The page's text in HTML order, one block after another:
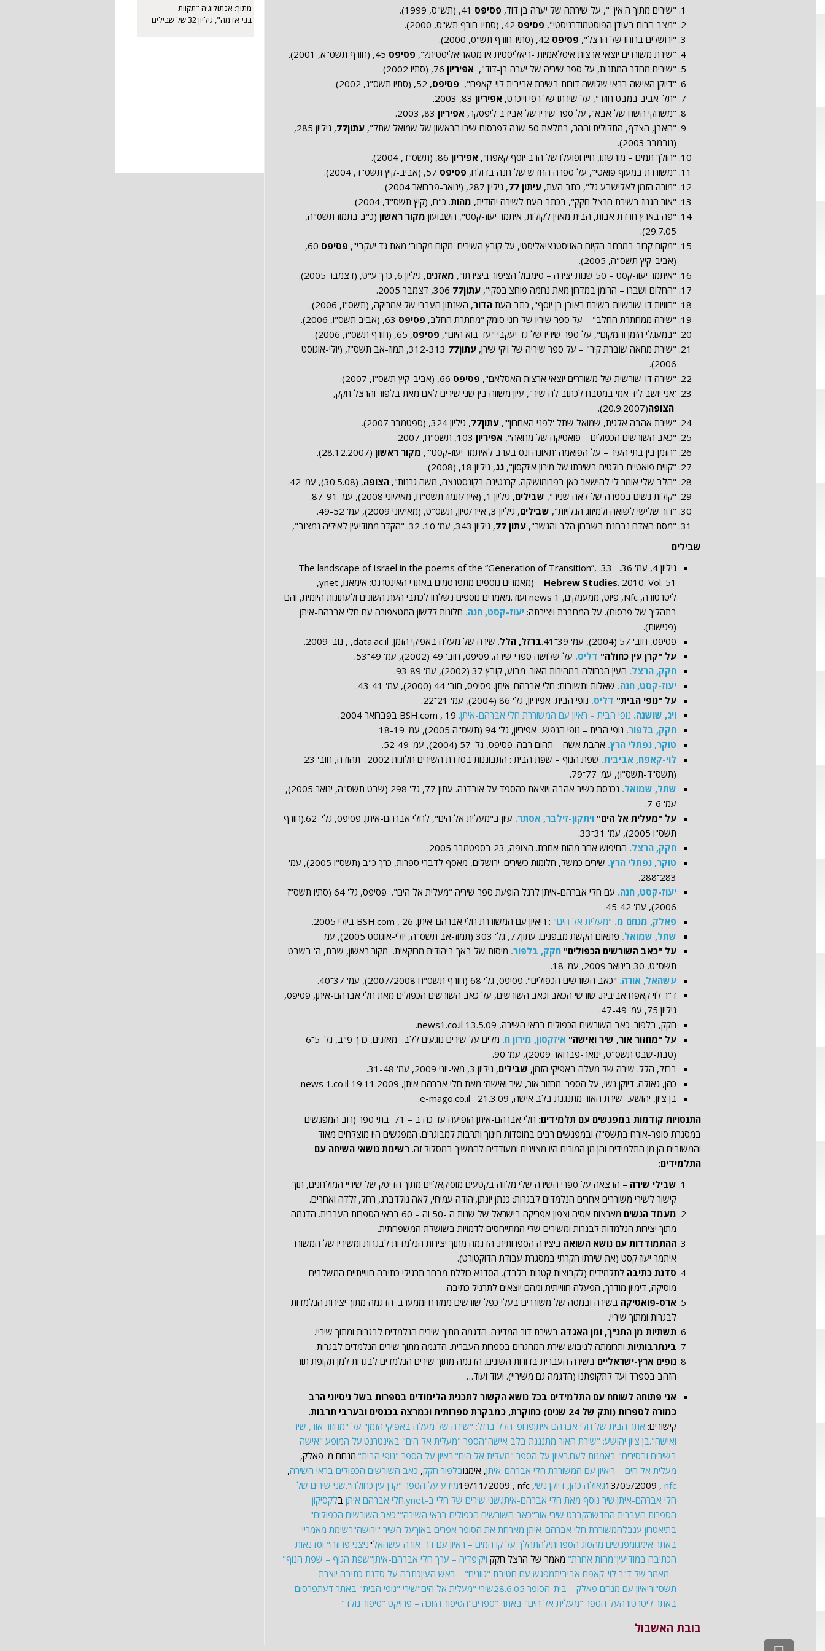
"שירים מתוך ה'אין' ", על שירתה של יערה בן דוד, פסיפס
"מצב הרוח בעידן הפוסטמודרניסטי", פסיפס
"ירושלים ברוחו של הרצל", פסיפס
"שירת משוררים יוצאי ארצות איסלאמיות -ריאליסטית או מטאריאליסטית?", פסיפס
"שירים מחדר המתנות, על ספר שיריה של יערה בן-דוד", אפיריון
"דיוקן האישה בראי שלושה דורות בשירת אביבית לוי-קאפח", פסיפס, 52, (סתיו תשס"ג, 2002).
"תל-אביב במבט חוזר", על שירתו של רפי וייכרט, אפיריון
"משחקי השח של אבא", על ספר שיריו של אבידב ליפסקר, אפיריון
"האבן, הצדף, התלולית וההר, במלאת 50 שנה לפרסום שירו הראשון של שמואל שתל",
עתון77
, גיליון 285,
(נובמבר 2003).
"הולך תמים – מורשתו, חייו ופועלו של הרב יוסף קאפח", אפיריון
"משוררת במעוף פואטי", על ספרה החדש של חנה בדולח, פסיפס
"מורה הזמן לאלישבע גל", כתב העת, עיתון 77
, גיליון 287, (ינואר-פברואר 2004).
"אור הגנוז בשירת הרצל חקק", בכתב העת לשירה יהודית, מהות. כ"ח, (קיץ תשס"ד, 2004).
"פה בארץ חרדת אבות, הבית מאזין לקולות, איתמר יעוז-קסט", השבועון מקור ראשון (כ"ב בתמוז תשס"ה,
29.7.05).
"מקום קרוב במרחב הקיום האזיסטנציאליסטי, על קובץ השירים 'מקום מקרוב' מאת גד יעקבי", פסיפס
60,
(אביב-קיץ תשס"ה, 2005).
"איתמר יעוז-קסט – 50 שנות יצירה – סימבול הציפור ביצירתו",
מאזנים, גיליון 6, כרך ע"ט, (דצמבר 2005).
"החלום ושברו – הרומן במדרון מאת נחמה פוחצ'בסקי", עתון77
"חוויות דו-שורשיות בשירת ראובן בן יוסף", כתב העת הדור, השנתון העברי של אמריקה, (תשס"ז, 2006).
"שירה ממחתרת החלב" – על ספר שיריו של רוני סומק "מחתרת החלב, פסיפס
"במעגלי הזמן והמקום", על ספר שיריו של גד יעקבי "עד בוא היום", פסיפס, 65, (חורף תשס"ז, 2006).
"שירת מחאה שוברת קיר" – על ספר שיריה של ויקי שירן, עתון77
312-313, תמוז-אב תשס"ז, (יולי-אוגוסט
2006).
"שירה דו-שורשית של משוררים יוצאי ארצות האסלאם", פסיפס
'אני יושב ליד אמי במטבח לכתוב לה שיר", עיון משווה בין שני שירים לאם מאת בלפור והרצל חקק,
הצופה(20.9.2007).
"שירת אהבה אלגית, שמואל שתל 'לפני האחרון'", עתון77
, גיליון 324, (ספטמבר 2007).
"כאב השורשים הכפולים – פואטיקה של מחאה", אפיריון
"הזמן בין בתי העיר – על הפואמה 'תאונה ונס בערב לאיתמר יעוז-קסט'", מקור ראשון (28.12.2007).
"קווים פואטיים בולטים בשירתו של מירון איזקסון", גג, גיליון 18, (2008).
"הלב שלי אומר לי להישאר כאן בפרומושיקה, קרנטינה בקונסטנצה, משה גרנות", הצופה, (30.5.08), עמ' 42.
"קולות נשים בספרה של לאה שניר", שבילים, גיליון 1, (אייר/תמוז תשס"ח, מאי/יוני 2008), עמ' 87-91.
"דור שלישי לשואה ולמיזוג הגלויות", שבילים, גיליון 3, אייר/סיון, תשס"ט, (מאי/יוני 2009), עמ' 49-52.
"מסת האדם נבחנת בשברון הלב והגשר", עתון 77
, גיליון 343, עמ' 10. 32. "הקדר ממודיעין לאיליה נמצוב",
שבילים
גיליון 4, עמ' 36. 33. The landscape of Israel in the poems of the “Generation of Transition”,
Hebrew Studies
. 2010. Vol. 51 (מאמרים נוספים מתפרסמים באתרי האינטרנט: אימאגו, ynet,
ליטרטורה, Nfc, פיוט, ממעמקים, news 1 ועוד.מאמרים נוספים נשלחו לכתבי העת השונים ולעתונות היומית, והם
בתהליך של פרסום). על המחברת ויצירתה: יעוז-קסט, חנה. חלונות ללשון המטאפורה עם חלי אברהם-איתן
(פגישות).
פסיפס, חוב' 57 (2004), עמ' 39־41.
ברזל, הלל. שירה של מעלה באפיקי הזמן, data.ac.il, , נוב' 2009.
על "קרן עין כחולה" דליס. על שלושה ספרי שירה. פסיפס, חוב' 49 (2002), עמ' 49־53.
חקק, הרצל. העין הכחולה במהירות האור. מבוע, קובץ 37 (2002), עמ' 89־93.
יעוז-קסט, חנה. שאלות ותשובות: חלי אברהם-איתן. פסיפס, חוב' 44 (2000), עמ' 41־43.
על "נופי הבית" דליס. נופי הבית. אפיריון, גל' 86 (2004), עמ' 21־22.
ויג, שושנה. נופי הבית – ראיון עם המשוררת חלי אברהם-איתן.
חקק, בלפור. נופי הבית – נופי הנפש. אפיריון, גל' 94 (תשס"ה 2005), עמ' 18-19
טוקר, נפתלי הרץ. אהבת אשה – תהום רבה. פסיפס, גל' 57 (2004), עמ' 49־52.
לוי-קאפח, אביבית.
שפת הנוף – שפת הבית : התבוננות בסדרת השירים חלונות 2002. תהודה, חוב' 23
(תשס"ד-תשס"ו), עמ' 77־79.
שתל, שמואל.
נכנסת כשיר אהבה ויוצאת כהספד על אובדנה. עתון 77, גל' 298 (שבט תשס"ה, ינואר 2005),
עמ' 6־7.
על "מעלית אל הים" ויתקון-זילבר, אסתר.
עיון ב"מעלית אל הים", לחלי אברהם-איתן. פסיפס, גל' 62.(חורף
תשס"ו 2005), עמ' 31־33.
חקק, הרצל. החיפוש אחר מהות אחרת. הצופה, 23 בספטמבר 2005.
טוקר, נפתלי הרץ.
שירים כמשל, חלומות כשירים. ירושלים, מאסף לדברי ספרות, כרך כ"ב (תשס"ו 2005), עמ'
283־288.
יעוז-קסט, חנה.
עם חלי אברהם-איתן לרגל הופעת ספר שיריה "מעלית אל הים". פסיפס, גל' 64 (סתיו תשס"ז
2006), עמ' 42־45.
פאלק, מנחם מ. "מעלית אל הים" : ריאיון עם המשוררת חלי אברהם-איתן. BSH.com , 26 ביולי 2005.
שתל, שמואל. פתאום הקשת מבפנים. עתון77, גל' 303 (תמוז-אב תשס"ה, יולי-אוגוסט 2005), עמ'
על "כאב השורשים הכפולים" חקק, בלפור. מיסות של באך ביהודית מרוקאית. מקור ראשון, שבת, ה' בשבט
תשס"ט, 30 בינואר 2009, עמ' 18.
עשהאל, אורה. "כאב השורשים הכפולים". פסיפס, גל' 68 (חורף תשס"ח 2007/2008), עמ' 37־40.
ד"ר לוי קאפח אביבית. שורשי הכאב וכאב השורשים, על כאב השורשים הכפולים מאת חלי אברהם-איתן, פסיפס,
גיליון 75, עמ' 47-49.
חקק, בלפור. כאב השורשים הכפולים בראי השירה, news1.co.il 13.5.09.
על "מחזור אור, שיר ואישה" איזקסון, מירון ח.
מלים על שירים נוגעים ללב. מאזנים, כרך פ"ב, גל' 5־6
(טבת-שבט תשס"ט, ינואר-פברואר 2009), עמ' 90.
ברזל, הלל. שירה של מעלה באפיקי הזמן, שבילים, גיליון 3, מאי-יוני 2009, עמ' 31-48.
כהן, גאולה. דיוקן נשי, על הספר 'מחזור אור, שיר ואישה' מאת חלי אברהם איתן, news 1.co.il 19.11.2009.
בן ציון, יהושע. שירת האור מתנגנת בלב אישה, e-mago.co.il 21.3.09.
התנסויות קודמות במפגשים עם תלמידים:
חלי אברהם-איתן הופיעה עד כה ב – 71 בתי ספר (רוב המפגשים
במסגרת סופר-אורח בתשס"ז) ובמפגשים רבים במוסדות חינוך ותרבות למבוגרים. המפגשים היו מוצלחים מאוד
והמשובים הן מן התלמידים והן מן המורים היו מצוינים ומעודדים להמשיך במסלול זה. רשימת נושאי השיחה עם
התלמידים:
שבילי שירה – הרצאה על ספרי השירה שלי מלווה בקטעים מוסיקאליים מתוך הדיסק של שיריי המולחנים, תוך
קישור לשירי משוררים אחרים הנלמדים לבגרות: כנתן יונתן,יהודה עמיחי, לאה גולדברג, רחל, זלדה ואחרים.
מעמד הנשים
מארצות אסיה וצפון אפריקה בישראל של שנות ה -50 וה – 60 בראי הספרות העברית. הדגמה
מתוך יצירות הנלמדות לבגרות ומשירים שלי המתייחסים לדמויות בשושלת המשפחתית.
ההתמודדות עם נושא השואה ביצירה הספרותית. הדגמה מתוך יצירות הנלמדות לבגרות ומשיריו של המשורר
איתמר יעוז קסט (את שירתו חקרתי במסגרת עבודת הדוקטורט).
סדנת כתיבה לתלמידים (לקבוצות קטנות בלבד). הסדנא כוללת מבחר תרגילי כתיבה חווייתיים המשלבים
מוסיקה, דימיון מודרך, הפעלה חווייתית ומהם יוצאים לתרגיל כתיבה.
ארס-פואטיקה בשירה ובמסה של משוררים בעלי כפל שורשים ממזרח וממערב. הדגמה מתוך יצירות הנלמדות
לבגרות ומתוך שיריי.
תשתיות מן התנ"ך, ומן האגדה בשירת דור המדינה. הדגמה מתוך שירים הנלמדים לבגרות ומתוך שיריי.
בינתרבותיות ותרומתה לגיבוש שירת המהגרים בספרות העברית. הדגמה מתוך שירים הנלמדים לבגרות.
נופים ארץ-ישראליים בשירה העברית בדורות השונים. הדגמה מתוך שירים הנלמדים לבגרות למן תקופת תור
הזהב בספרד ועד לתקופתנו (הדגמה גם משיריי). ועוד ועוד…
אני פתוחה לשוחח עם התלמידים בכל נושא הקשור לתכנית הלימודים בספרות בשל ניסיוני הרב
כמורה לספרות (ותק של 24 שנים) כחוקרת, כמבקרת ספרותית וכמרצה בכנסים ובערבי תרבות.
קישורים: אתר הבית של חלי אברהם איתןפרופ' הלל ברזל: "שירה של מעלה באפיקי הזמן" על "מחזור אור, שיר
ואישה".בן ציון יהושע: "שירת האור מתנגנת בלב אישה"הספר "מעלית אל הים" באינטרנט.על המופע "אישה
בשירים ובסירים" באמנות לעם.ראיון על הספר "מעלית אל הים".ראיון על הספר "נופי הבית".מנחם מ. פאלק,
מעלית אל הים – ריאיון עם המשוררת חלי אברהם-איתן, אימגובלפור חקק, כאב השורשים הכפולים בראי השירה,
nfc
‏, 13/05/2009 גאולה כהן, דיוקן נשי, nfc ‏, 19/11/2009 מידע על הספר "קרן עין כחולה".שני שירים של
חלי אברהם-איתן.שיר נוסף מאת חלי אברהם-איתן.שני שירים של חלי ב-ynet
.חלי אברהם איתן בלקסיקון
הספרות העברית החדשהקברט שירי אור"כאב השורשים הכפולים בראי השירה""כאב השורשים הכפולים"
בתיאטרון ענבלהמשוררת חלי אברהם-איתן מארחת את הסופר אפרים באוךעל השיר "ירושה"רשימת מאמריי
באתר אימגומפגשים מהסוג הספרותילהתהלך על קו המים – ראיון עם דר' אורה עשהאל"ניצני פרוזה" וסדנאות
הכתיבה במודיעין"מהות אחרת" מאמר של הרצל חקק ויקיפדיה – ערך חלי אברהם-איתן"שפת הגוף – שפת הנוף"
– מאמר של ד"ר לוי-קאפח אביביתמפגש עם חטיבת "גוונים" – ראש העיןכתבה על סדנת כתיבה יוצרת
תשס"וריאיון עם מנחם פאלק – בית-הסופר 28.6.05 שירי "מעלית אל הים"שירי "נופי הבית" באתר דעתפרסום
באתר ליטרטורהעל הספר "מעלית אל הים" באתר "ספרים"הסיפור הזוכה – פרויקט "סיפור נולד"
בובת האשבול
מתוך: אנתולוגיה "תקוות
בני־אדמה", גיליון 32 של שבילים
מתוך: אנתולוגיה "תקוות
בני־אדמה", גיליון 32 של שבילים